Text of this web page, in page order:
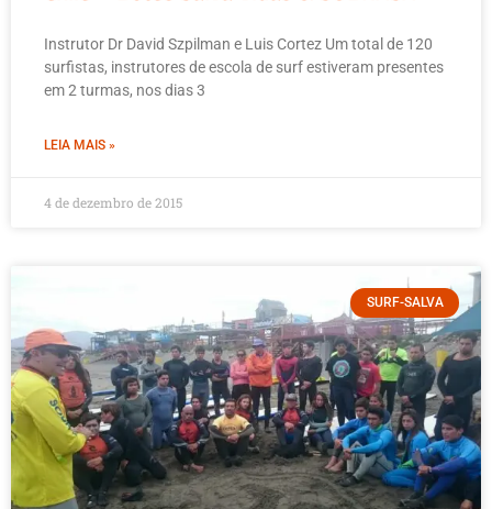
Instrutor Dr David Szpilman e Luis Cortez Um total de 120
surfistas, instrutores de escola de surf estiveram presentes
em 2 turmas, nos dias 3
LEIA MAIS »
4 de dezembro de 2015
SURF-SALVA